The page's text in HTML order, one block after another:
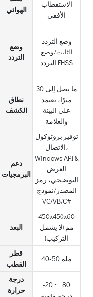
الهوائي
الاستقطاب
الأفقي
وضع
التردد
وضع التردد
الثابت/وضع
التردد FHSS
نطاق
الكشف
ما يصل إلى 30
مترًا، يعتمد
على البيئة
والعلامة
دعم
البرمجيات
توفير بروتوكول
الاتصال،
Windows API &
العرض
التوضيحي، رمز
المصدر/نموذج
VC/VB/C#
البعد
450x450x60
مم (لا يشمل
التركيب)
قطر
القطب
40-50 ملم
درجة
حرارة
-20 ~ +80